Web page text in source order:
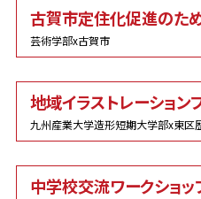
古賀市定住化促進のた
芸術学部x古賀市
地域イラストレーション
九州産業大学造形短期大学部x東区歴
中学校交流ワークショッ